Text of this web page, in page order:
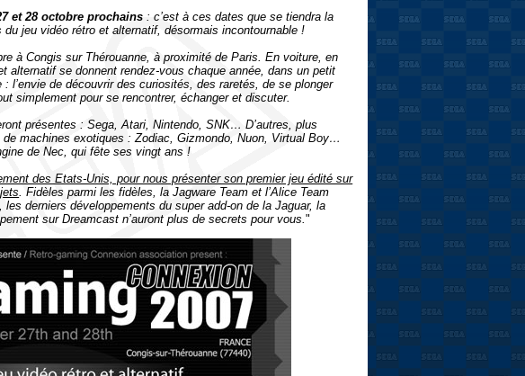
et 28 octobre prochains : c’est à ces dates que se tiendra la
jeu vidéo rétro et alternatif, désormais incontournable !
à Congis sur Thérouanne, à proximité de Paris. En voiture, en
alternatif se donnent rendez-vous chaque année, dans un petit
l’envie de découvrir des curiosités, des raretés, de se plonger
simplement pour se rencontrer, échanger et discuter.
présentes : Sega, Atari, Nintendo, SNK… D’autres, plus
machines exotiques : Zodiac, Gizmondo, Nuon, Virtual Boy…
de Nec, qui fête ses vingt ans !
des Etats-Unis, pour nous présenter son premier jeu édité sur
. Fidèles parmi les fidèles, la Jagware Team et l’Alice Team
derniers développements du super add-on de la Jaguar, la
sur Dreamcast n’auront plus de secrets pour vous."